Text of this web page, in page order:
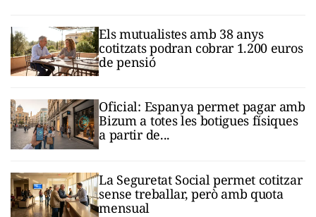
Els mutualistes amb 38 anys
cotitzats podran cobrar 1.200 euros
de pensió
Oficial: Espanya permet pagar amb
Bizum a totes les botigues físiques
a partir de...
La Seguretat Social permet cotitzar
sense treballar, però amb quota
mensual